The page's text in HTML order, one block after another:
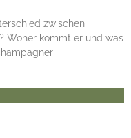
zwischen
Woher kommt er und was